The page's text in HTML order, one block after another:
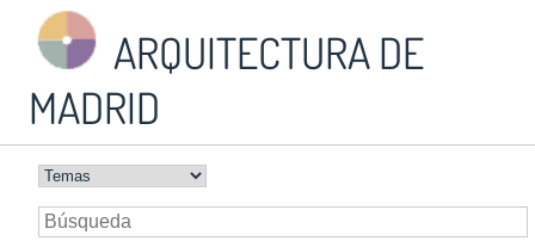
ARQUITECTURA DE
MADRID